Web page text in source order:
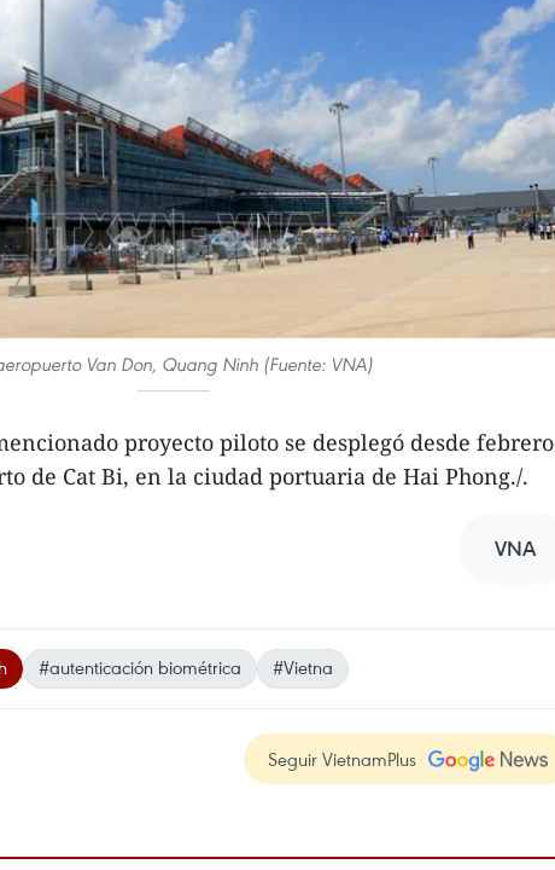
Van Don, Quang Ninh (Fuente: VNA)
proyecto piloto se desplegó desde febrero
de Cat Bi, en la ciudad portuaria de Hai Phong./.
VNA
#autenticación biométrica #Vietna
Seguir VietnamPlus